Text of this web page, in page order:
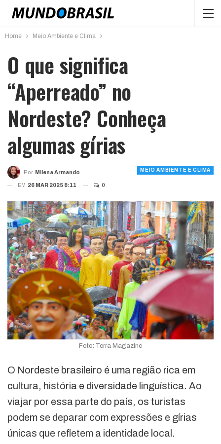
Home Meio Ambiente e Clima
O que significa
“Aperreado” no
Nordeste? Conheça
algumas gírias
MEIO AMBIENTE E CLIMA
Por Milena Armando
EM 26 MAR 2025 8:11 0
Foto: Terra Magazine
O Nordeste brasileiro é uma região rica em
cultura, história e diversidade linguística. Ao
viajar por essa parte do país, os turistas
podem se deparar com expressões e gírias
únicas que refletem a identidade local.